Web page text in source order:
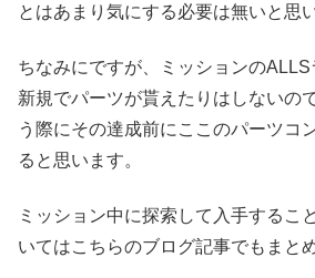
とはあまり気にする必要は無いと思
ちなみにですが、ミッションの
新規でパーツが貰えたりはしないの
う際にその達成前にここのパーツコ
ると思います。
ミッション中に探索して入手するこ
いてはこちらのブログ記事でもまと